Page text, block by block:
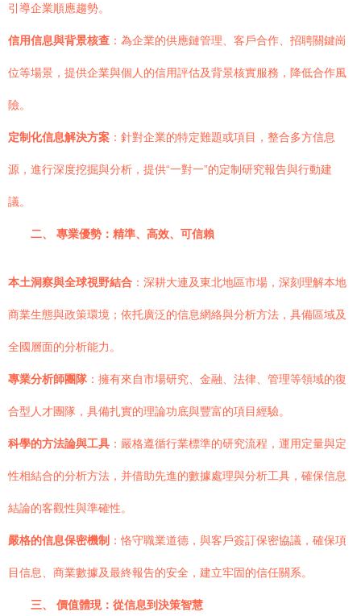
引導企業順應趨勢。
信用信息與背景核查 ：為企業的供應鏈管理、客戶合作、招聘關鍵崗
位等場景，提供企業與個人的信用評估及背景核實服務，降低合作風
險。
定制化信息解決方案 ：針對企業的特定難題或項目，整合多方信息
源，進行深度挖掘與分析，提供“一對一”的定制研究報告與行動建
議。
二、 專業優勢：精準、高效、可信賴
本土洞察與全球視野結合 ：深耕大連及東北地區市場，深刻理解本地
商業生態與政策環境；依托廣泛的信息網絡與分析方法，具備區域及
全國層面的分析能力。
專業分析師團隊 ：擁有來自市場研究、金融、法律、管理等領域的復
合型人才團隊，具備扎實的理論功底與豐富的項目經驗。
科學的方法論與工具 ：嚴格遵循行業標準的研究流程，運用定量與定
性相結合的分析方法，并借助先進的數據處理與分析工具，確保信息
結論的客觀性與準確性。
嚴格的信息保密機制 ：恪守職業道德，與客戶簽訂保密協議，確保項
目信息、商業數據及最終報告的安全，建立牢固的信任關系。
三、 價值體現：從信息到決策智慧